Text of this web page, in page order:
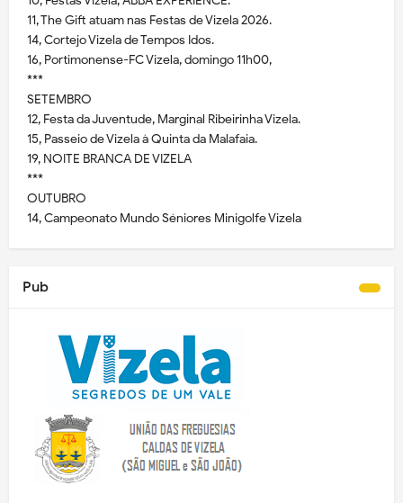
11, The Gift atuam nas Festas de Vizela 2026.
14, Cortejo Vizela de Tempos Idos.
16, Portimonense-FC Vizela, domingo 11h00,
***
SETEMBRO
12, Festa da Juventude, Marginal Ribeirinha Vizela.
15, Passeio de Vizela à Quinta da Malafaia.
19, NOITE BRANCA DE VIZELA
***
OUTUBRO
14, Campeonato Mundo Séniores Minigolfe Vizela
Pub